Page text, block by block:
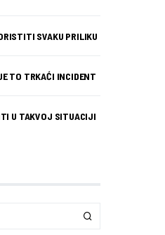
SVAKU PRILIKU
TO TRKAĆI INCIDENT
U TAKVOJ SITUACIJI